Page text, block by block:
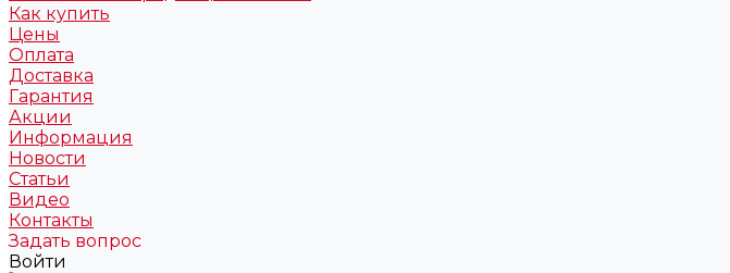
Как купить
Цены
Оплата
Доставка
Гарантия
Акции
Информация
Новости
Статьи
Видео
Контакты
Задать вопрос
Войти